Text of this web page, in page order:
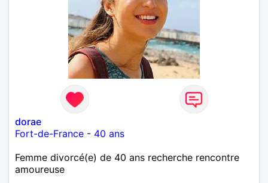
dorae
Fort-de-France - 40 ans
Femme divorcé(e) de 40 ans recherche rencontre
amoureuse